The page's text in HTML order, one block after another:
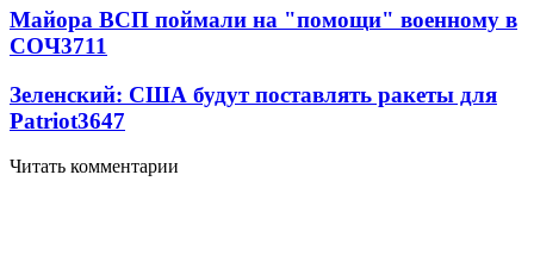
Майора ВСП поймали на "помощи" военному в
СОЧ3711
Зеленский: США будут поставлять ракеты для
Patriot3647
Читать комментарии